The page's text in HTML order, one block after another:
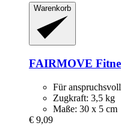
Warenkorb
FAIRMOVE
Für
Zugkraft: 3,5 kg
Maße: 30 x 5 cm
€ 9,09